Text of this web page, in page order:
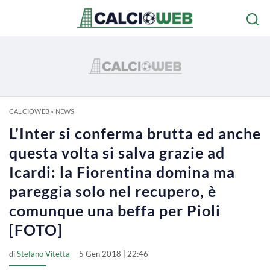
CALCIOWEB» NEWS
L’Inter si conferma brutta ed anche
questa volta si salva grazie ad
Icardi: la Fiorentina domina ma
pareggia solo nel recupero, è
comunque una beffa per Pioli
[FOTO]
diStefano Vitetta 5 Gen 2018 | 22:46